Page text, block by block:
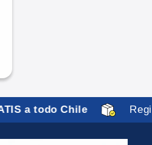
a todo Chile